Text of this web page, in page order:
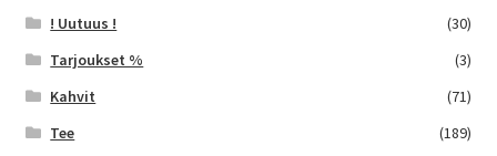
! Uutuus !
(30)
Tarjoukset %
(3)
Kahvit
(71)
Tee
(189)